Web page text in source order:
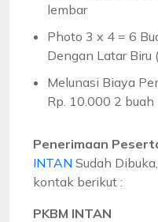
lembar
Photo 3 x 4 = 6
Dengan Latar Biru
Melunasi Biaya
Rp. 10.000 2 buah
Penerimaan
INTAN Sudah
kontak berikut :
PKBM INTAN